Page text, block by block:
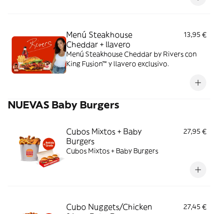
Menú Steakhouse
Cheddar + llavero
13,95 €
Menú Steakhouse Cheddar by Rivers con
King Fusion™ y llavero exclusivo.
NUEVAS Baby Burgers
Cubos Mixtos + Baby
Burgers
27,95 €
Cubos Mixtos + Baby Burgers
Cubo Nuggets/Chicken
27,45 €